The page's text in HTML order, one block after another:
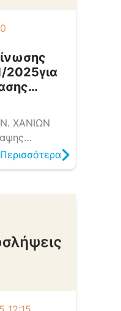
2025για
ΧΑΝΙΩΝ
με ένα
της
της με
(Grant
για
τίτλο
skilling and